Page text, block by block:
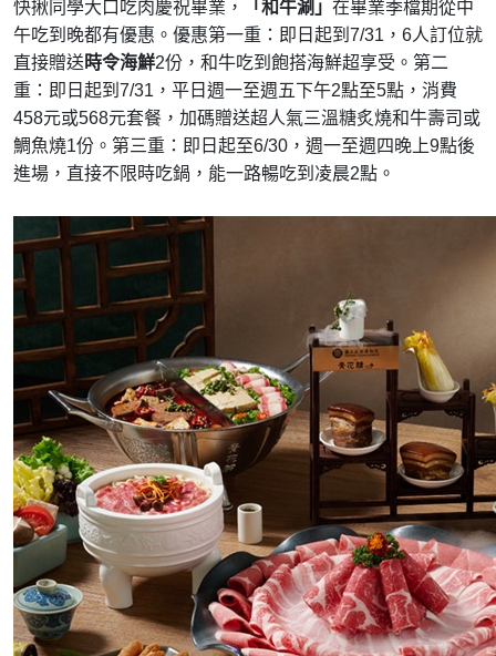
快揪同學大口吃肉慶祝畢業， 「和牛涮」 在畢業季檔期從中
午吃到晚都有優惠。優惠第一重：即日起到7/31，6人訂位就
直接贈送 時令海鮮2份，和牛吃到飽搭海鮮超享受。第二
重：即日起到7/31，平日週一至週五下午2點至5點，消費
458元或568元套餐，加碼贈送超人氣三溫糖炙燒和牛壽司或
鯛魚燒1份。第三重：即日起至6/30，週一至週四晚上9點後
進場，直接不限時吃鍋，能一路暢吃到凌晨2點。